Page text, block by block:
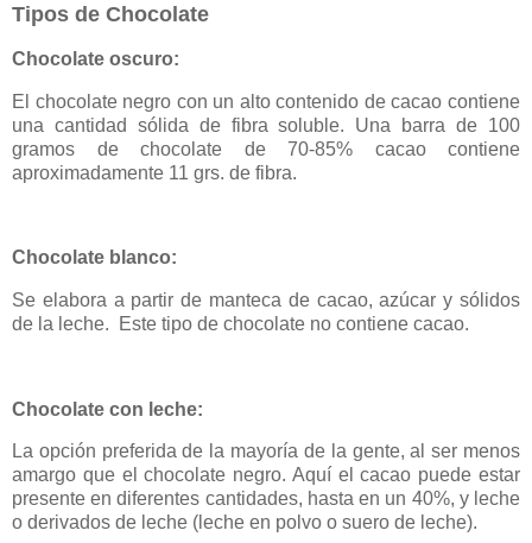
Tipos de Chocolate
Chocolate oscuro:
El chocolate negro con un alto contenido de cacao contiene
una cantidad sólida de fibra soluble. Una barra de 100
gramos de chocolate de 70-85% cacao contiene
aproximadamente 11 grs. de fibra.
Chocolate blanco:
Se elabora a partir de manteca de cacao, azúcar y sólidos
de la leche. Este tipo de chocolate no contiene cacao.
Chocolate con leche:
La opción preferida de la mayoría de la gente, al ser menos
amargo que el chocolate negro. Aquí el cacao puede estar
presente en diferentes cantidades, hasta en un 40%, y leche
o derivados de leche (leche en polvo o suero de leche).